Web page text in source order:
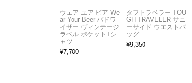
ウェア ユア ビア We
ar Your Beer バドワ
イザー ヴィンテージ
ラベル ポケットTシ
ャツ
¥7,700
タフトラベラー TOU
GH TRAVELER サニ
ーサイド ウエストバ
ッグ
¥9,350